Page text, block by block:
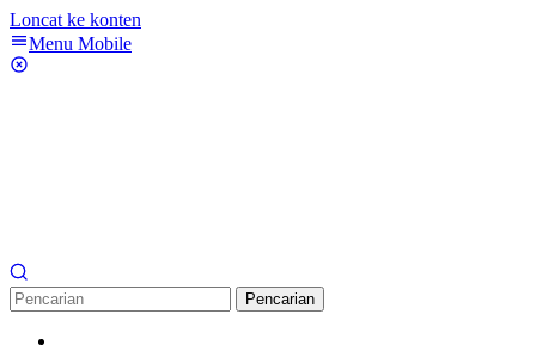
Loncat ke konten
Menu Mobile
Pencarian